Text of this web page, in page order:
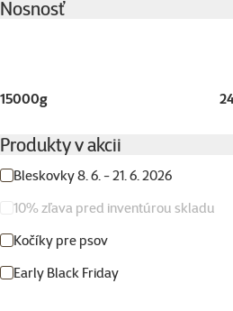
Nosnosť
15000g
Produkty v akcii
Bleskovky 8. 6. - 21. 6. 2026
10% zľava pred inventúrou skladu
Kočíky pre psov
Early Black Friday